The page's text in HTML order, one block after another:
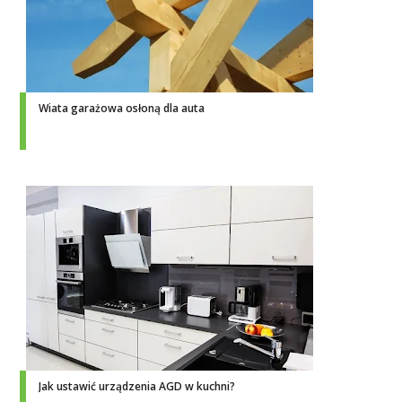
Wiata garażowa osłoną dla auta
Jak ustawić urządzenia AGD w kuchni?